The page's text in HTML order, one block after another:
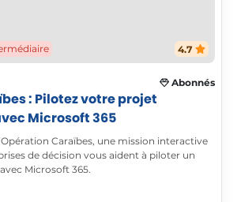
4.7
Abonnés
: Pilotez votre projet
Microsoft 365
Caraïbes, une mission interactive
de décision vous aident à piloter un
Microsoft 365.